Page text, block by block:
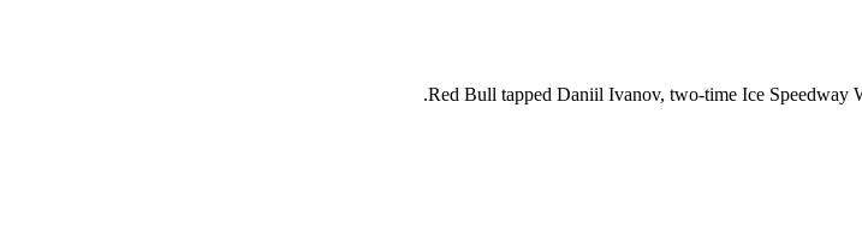
Red Bull tapped Daniil Ivanov, two-time Ice Speedway